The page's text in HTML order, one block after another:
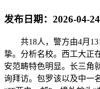
发布日期： 2026-04-
共18人，警方由4月13
挚。分析名校。西工大正
安范畴特色明显。长三角
询拜访。包罗该以及中一